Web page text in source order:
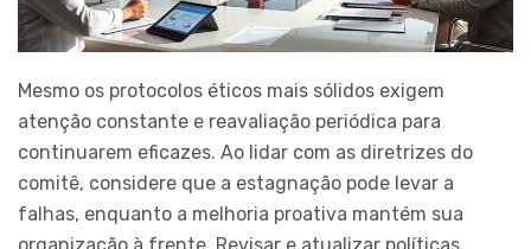
Mesmo os protocolos éticos mais sólidos exigem
atenção constante e reavaliação periódica para
continuarem eficazes. Ao lidar com as diretrizes do
comitê, considere que a estagnação pode levar a
falhas, enquanto a melhoria proativa mantém sua
organização à frente. Revisar e atualizar políticas